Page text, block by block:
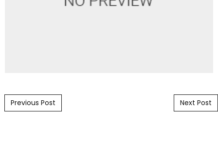
Post navigation
Previous Post Next Post